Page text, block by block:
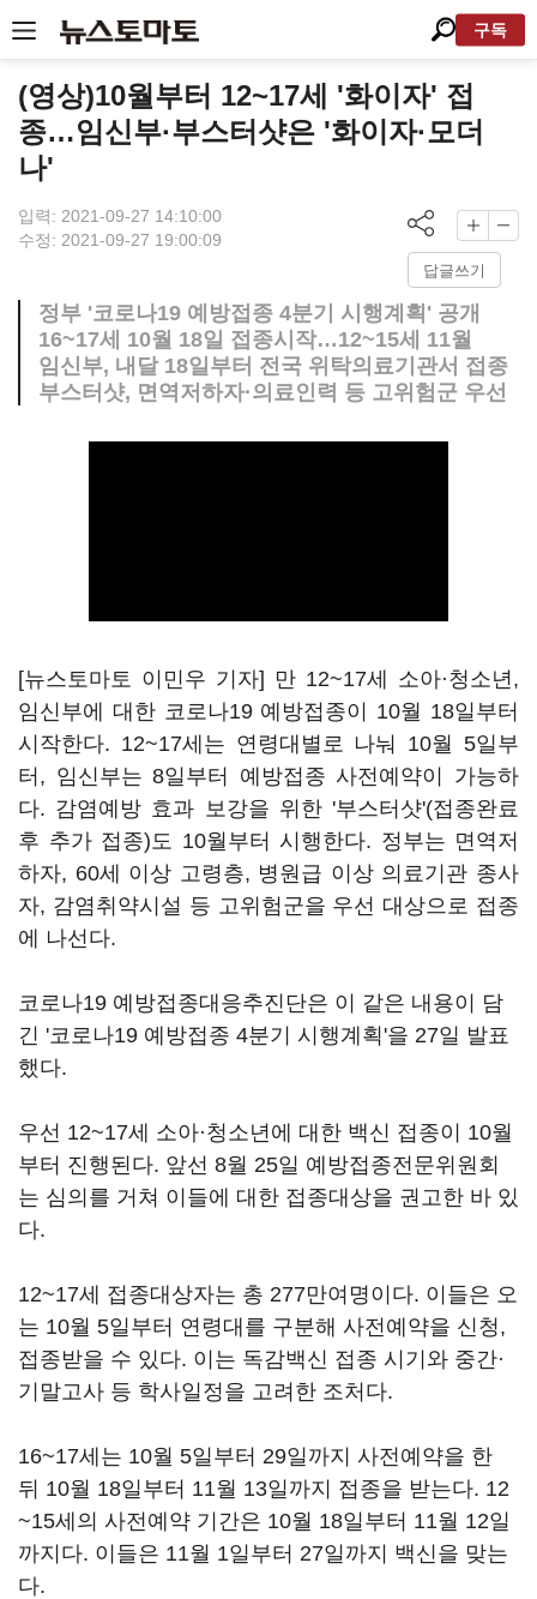
구독
(영상)10월부터 12~17세 '화이자' 접
종…임신부·부스터샷은 '화이자·모더
나'
입력: 2021-09-27 14:10:00
수정: 2021-09-27 19:00:09
답글쓰기
정부 '코로나19 예방접종 4분기 시행계획' 공개
16~17세 10월 18일 접종시작…12~15세 11월
임신부, 내달 18일부터 전국 위탁의료기관서 접종
부스터샷, 면역저하자·의료인력 등 고위험군 우선
[뉴스토마토 이민우 기자] 만 12~17세 소아·청소년,
임신부에 대한 코로나19 예방접종이 10월 18일부터
시작한다. 12~17세는 연령대별로 나눠 10월 5일부
터, 임신부는 8일부터 예방접종 사전예약이 가능하
다. 감염예방 효과 보강을 위한 '부스터샷'(접종완료
후 추가 접종)도 10월부터 시행한다. 정부는 면역저
하자, 60세 이상 고령층, 병원급 이상 의료기관 종사
자, 감염취약시설 등 고위험군을 우선 대상으로 접종
에 나선다.
코로나19 예방접종대응추진단은 이 같은 내용이 담
긴 '코로나19 예방접종 4분기 시행계획'을 27일 발표
했다.
우선 12~17세 소아·청소년에 대한 백신 접종이 10월
부터 진행된다. 앞선 8월 25일 예방접종전문위원회
는 심의를 거쳐 이들에 대한 접종대상을 권고한 바 있
다.
12~17세 접종대상자는 총 277만여명이다. 이들은 오
는 10월 5일부터 연령대를 구분해 사전예약을 신청,
접종받을 수 있다. 이는 독감백신 접종 시기와 중간·
기말고사 등 학사일정을 고려한 조처다.
16~17세는 10월 5일부터 29일까지 사전예약을 한
뒤 10월 18일부터 11월 13일까지 접종을 받는다. 12
~15세의 사전예약 기간은 10월 18일부터 11월 12일
까지다. 이들은 11월 1일부터 27일까지 백신을 맞는
다.